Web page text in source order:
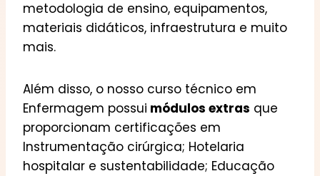
metodologia de ensino, equipamentos,
materiais didáticos, infraestrutura e muito
mais.
Além disso, o nosso curso técnico em
Enfermagem possui módulos extras que
proporcionam certificações em
Instrumentação cirúrgica; Hotelaria
hospitalar e sustentabilidade; Educação